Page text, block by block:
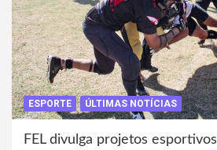
ESPORTE ÚLTIMAS NOTÍCIAS
FEL divulga projetos